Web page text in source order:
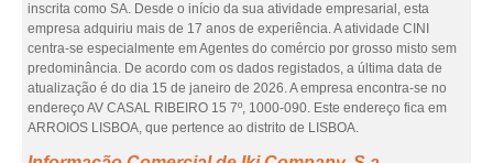
inscrita como SA. Desde o início da sua atividade empresarial, esta
empresa adquiriu mais de 17 anos de experiência. A atividade CINI
centra-se especialmente em Agentes do comércio por grosso misto sem
predominância. De acordo com os dados registados, a última data de
atualização é do dia 15 de janeiro de 2026. A empresa encontra-se no
endereço AV CASAL RIBEIRO 15 7º, 1000-090. Este endereço fica em
ARROIOS LISBOA, que pertence ao distrito de LISBOA.